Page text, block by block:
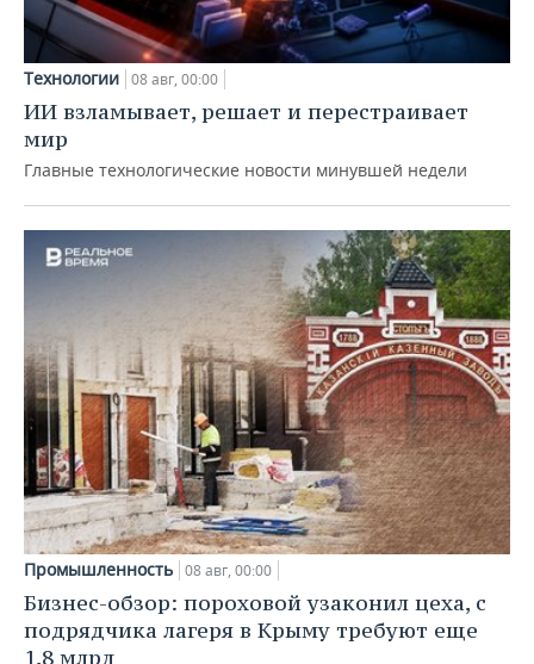
Технологии 08 авг, 00:00
ИИ взламывает, решает и перестраивает
мир
Главные технологические новости минувшей недели
Промышленность 08 авг, 00:00
Бизнес-обзор: пороховой узаконил цеха, с
подрядчика лагеря в Крыму требуют еще
1,8 млрд